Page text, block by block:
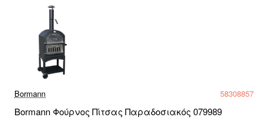
Bormann 58308857
Bormann Φούρνος Πίτσας Παραδοσιακός 079989